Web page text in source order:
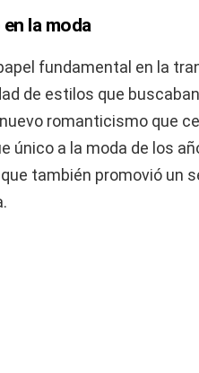
la moda
fundamental en la
de estilos que
romanticismo que
único a la moda de los
también promovió un